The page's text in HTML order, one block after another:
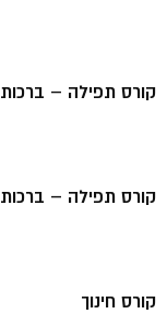
קורס תפילה –
קורס תפילה –
קורס חינוך